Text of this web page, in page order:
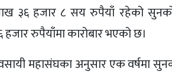
३६ हजार ८ सय रुपैयाँ रहेको
रुपैयाँमा कारोबार भएको छ।
महासंघका अनुसार एक वर्षमा